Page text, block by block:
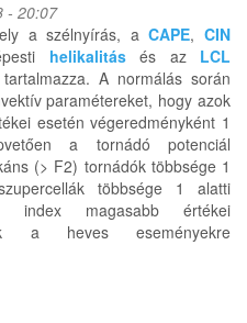
- 20:07
a szélnyírás, aCAPE,CIN
helikalitásés az LCL
A normálás során
paramétereket, hogy azok
esetén végeredményként 1
a tornádó potenciál
(> F2) tornádók többsége 1
többsége 1 alatti
index magasabb értékei
a heves eseményekre